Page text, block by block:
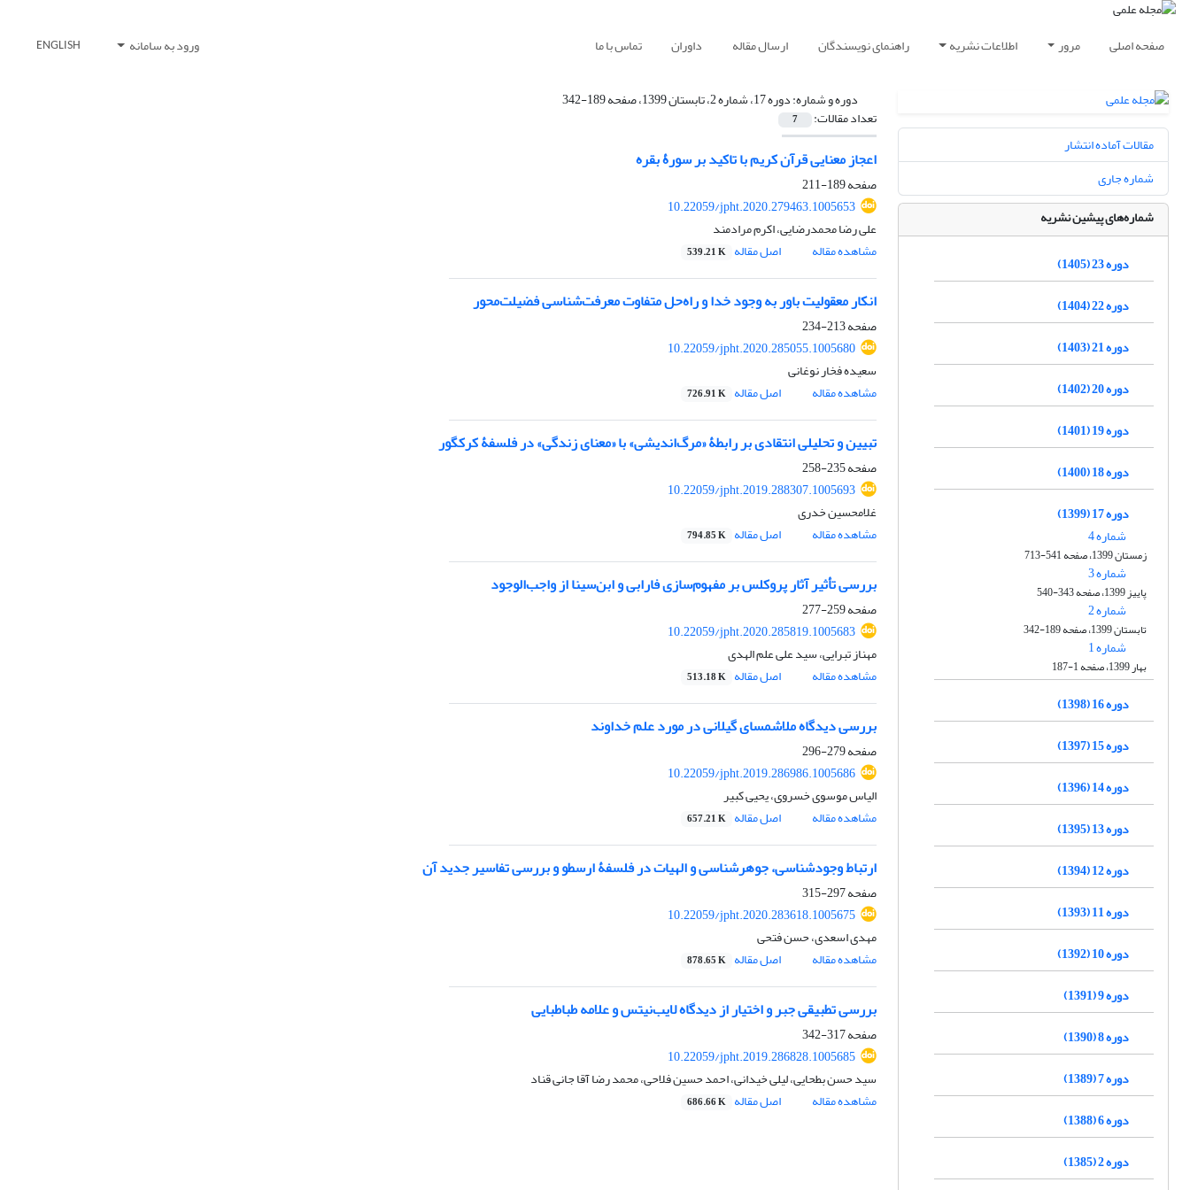
صفحه اصلی مرور اطلاعات نشریه راهنمای نویسندگان ارسال مقاله داوران تماس با ما ورود به سامانه ENGLISH
دوره و شماره:دوره 17، شماره 2، تابستان 1399، صفحه 189-342
تعداد مقالات: 7
اعجاز معنایی قرآن کریم با تاکید بر سورۀ بقره
صفحه189-211
10.22059/jpht.2020.279463.1005653
علی رضا محمدرضایی، اکرم مرادمند
مشاهده مقاله
اصل مقاله 539.21 K
انکار معقولیت باور به وجود خدا و راه‌حل متفاوت معرفت‌شناسی فضیلت‌محور
صفحه213-234
10.22059/jpht.2020.285055.1005680
سعیده فخار نوغانی
مشاهده مقاله
اصل مقاله 726.91 K
تبیین و تحلیلی انتقادی بر رابطۀ «مرگ‌اندیشی» با «معنای زندگی» در فلسفۀ کرکگور
صفحه235-258
10.22059/jpht.2019.288307.1005693
غلامحسین خدری
مشاهده مقاله
اصل مقاله 794.85 K
بررسی تأثیر آثار پروکلس بر مفهوم‌سازی فارابی و ابن‌سینا از واجب‌الوجود
صفحه259-277
10.22059/jpht.2020.285819.1005683
مهناز تبرایی، سید علی علم الهدی
مشاهده مقاله
اصل مقاله 513.18 K
بررسی دیدگاه ملاشمسای گیلانی در مورد علم خداوند
صفحه279-296
10.22059/jpht.2019.286986.1005686
الیاس موسوی خسروی، یحیی کبیر
مشاهده مقاله
اصل مقاله 657.21 K
ارتباط وجودشناسی، جوهرشناسی و الهیات در فلسفۀ ارسطو و بررسی تفاسیر جدید آن
صفحه297-315
10.22059/jpht.2020.283618.1005675
مهدی اسعدی، حسن فتحی
مشاهده مقاله
اصل مقاله 878.65 K
بررسی تطبیقی جبر و اختیار از دیدگاه لایب‌نیتس و علامه طباطبایی
صفحه317-342
10.22059/jpht.2019.286828.1005685
سید حسن بطحایی، لیلی خیدانی، احمد حسین فلاحی، محمد رضا آقا جانی قناد
مشاهده مقاله
اصل مقاله 686.66 K
مقالات آماده انتشار
شماره جاری
شماره‌های پیشین نشریه
دوره 23 (1405)
دوره 22 (1404)
دوره 21 (1403)
دوره 20 (1402)
دوره 19 (1401)
دوره 18 (1400)
دوره 17 (1399)
شماره 4
زمستان 1399، صفحه 541-713
شماره 3
پاییز 1399، صفحه 343-540
شماره 2
تابستان 1399، صفحه 189-342
شماره 1
بهار 1399، صفحه 1-187
دوره 16 (1398)
دوره 15 (1397)
دوره 14 (1396)
دوره 13 (1395)
دوره 12 (1394)
دوره 11 (1393)
دوره 10 (1392)
دوره 9 (1391)
دوره 8 (1390)
دوره 7 (1389)
دوره 6 (1388)
دوره 2 (1385)